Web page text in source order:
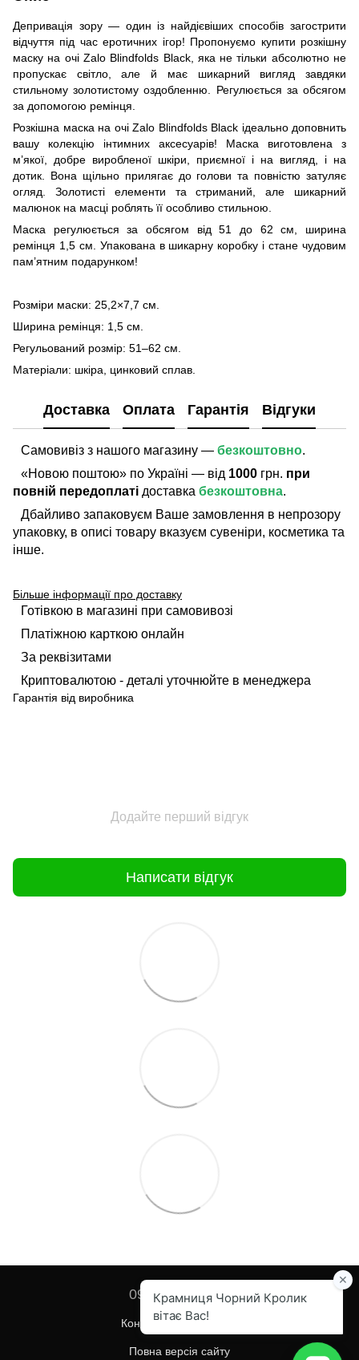
Депривація зору — один із найдієвіших способів загострити
відчуття під час еротичних ігор! Пропонуємо купити розкішну
маску на очі Zalo Blindfolds Black, яка не тільки абсолютно не
пропускає світло, але й має шикарний вигляд завдяки
стильному золотистому оздобленню. Регулюється за обсягом
за допомогою ремінця.
Розкішна маска на очі Zalo Blindfolds Black ідеально доповнить
вашу колекцію інтимних аксесуарів! Маска виготовлена з
м’якої, добре виробленої шкіри, приємної і на вигляд, і на
дотик. Вона щільно прилягає до голови та повністю затуляє
огляд. Золотисті елементи та стриманий, але шикарний
малюнок на масці роблять її особливо стильною.
Маска регулюється за обсягом від 51 до 62 см, ширина
ремінця 1,5 см. Упакована в шикарну коробку і стане чудовим
пам’ятним подарунком!
Розміри маски: 25,2×7,7 см.
Ширина ремінця: 1,5 см.
Регульований розмір: 51–62 см.
Матеріали: шкіра, цинковий сплав.
Доставка Оплата Гарантія Відгуки
Самовивіз з нашого магазину — безкоштовно.
«Новою поштою» по Україні — від 1000 грн. при
повній передоплаті доставка безкоштовна.
Дбайливо запаковуєм Ваше замовлення в непрозору
упаковку, в описі товару вказуєм сувеніри, косметика та
інше.
Більше інформації про доставку
Готівкою в магазині при самовивозі
Платіжною карткою онлайн
За реквізитами
Криптовалютою - деталі уточнюйте в менеджера
Гарантія від виробника
Додайте перший відгук
Написати відгук
097 455-82-67
Контактна інформація
Повна версія сайту